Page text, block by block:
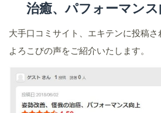
治癒、パフォーマン
大手口コミサイト、エキテンに投稿さ
よろこびの声をご紹介いたします。